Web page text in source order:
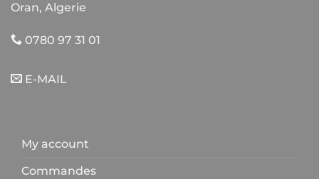
Oran, Algerie
0780 97 31 01
E-MAIL
My account
Commandes